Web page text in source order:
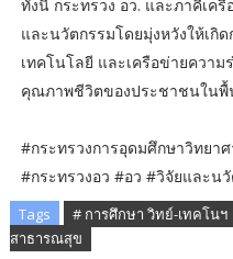
ทั้งนี้ กระทรวง อว. และภาคีเค
และนวัตกรรมโดยมุ่งหวังให้เกิ
เทคโนโลยี และเครือข่ายควา
คุณภาพชีวิตของประชาชนในพื้
#กระทรวงการอุดมศึกษาวิทยา
#กระทรวงอว #อว #วิจัยและน
Tags # การศึกษา วิทย์-เทคโนฯ
สาธารณสุข